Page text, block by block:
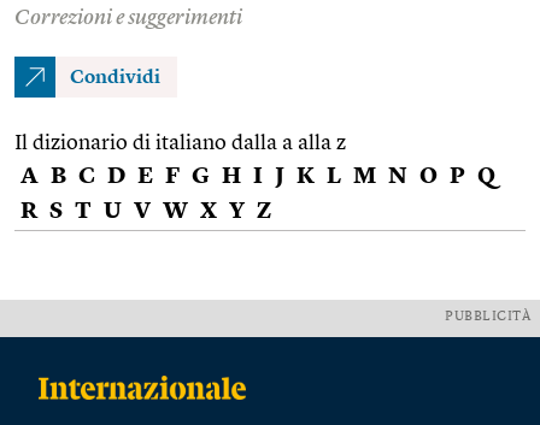
Correzioni e suggerimenti
Condividi
Il dizionario di italiano dalla a alla z
A B C D E F G H I J K L M N O P Q
R S T U V W X Y Z
PUBBLICITÀ